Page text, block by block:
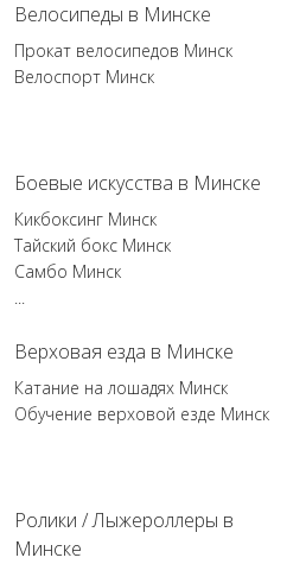
Велосипеды в Минске
Прокат велосипедов Минск
Велоспорт Минск
Боевые искусства в Минске
Кикбоксинг Минск
Тайский бокс Минск
Самбо Минск
...
Верховая езда в Минске
Катание на лошадях Минск
Обучение верховой езде Минск
Ролики / Лыжероллеры в
Минске